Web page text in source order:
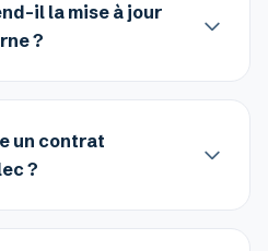
il la mise à jour
?
un contrat
?